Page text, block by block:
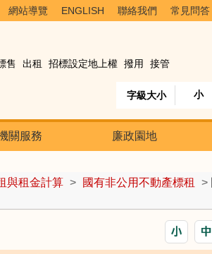
網站導覽 ENGLISH 聯絡我們 常見問答
售 出租 招標設定地上權 撥用 接管
字級大小 小
關服務 廉政園地
與租金計算 > 國有非公用不動產標租
>